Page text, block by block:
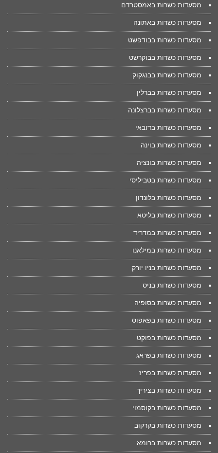
מסעדות כשרות באמסטרדם
מסעדות כשרות באתונה
מסעדות כשרות בבודפשט
מסעדות כשרות בבוקרשט
מסעדות כשרות בבנגקוק
מסעדות כשרות בברלין
מסעדות כשרות בברצלונה
מסעדות כשרות בדובאי
מסעדות כשרות בוינה
מסעדות כשרות בונציה
מסעדות כשרות בטביליסי
מסעדות כשרות בלונדון
מסעדות כשרות בליטא
מסעדות כשרות במדריד
מסעדות כשרות במילאנו
מסעדות כשרות בניו יורק
מסעדות כשרות בניס
מסעדות כשרות בסופיה
מסעדות כשרות בפאפוס
מסעדות כשרות בפוקט
מסעדות כשרות בפראג
מסעדות כשרות בפריז
מסעדות כשרות בציריך
מסעדות כשרות בקוסמוי
מסעדות כשרות בקרקוב
מסעדות כשרות ברומא